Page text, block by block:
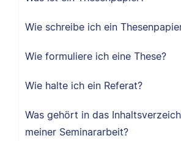
Wie schreibe ich ein
Wie formuliere ich eine These?
Wie halte ich ein Referat?
Was gehört in das
meiner Seminararbeit?